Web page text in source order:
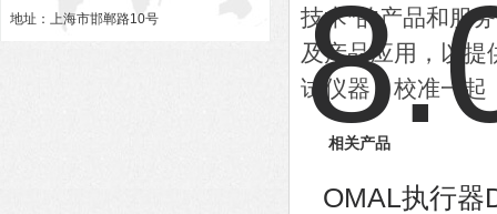
地址：上海市邯郸路10号
技术*的产品和服
及产品应用，以提
试仪器，校准一起
相关产品
OMAL执行器